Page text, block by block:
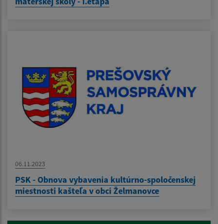
06.11.2023
PSK - Obnova vybavenia kultúrno-spoločenskej
miestnosti kašteľa v obci Želmanovce